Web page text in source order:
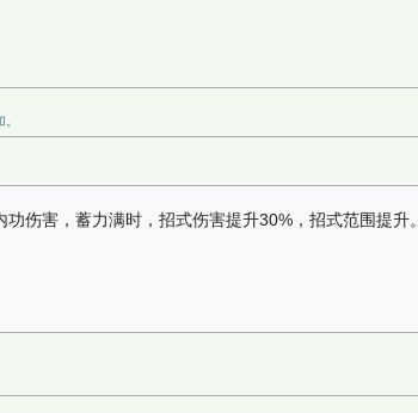
伤害，蓄力满时，招式伤害提升30%，招式范围提升。